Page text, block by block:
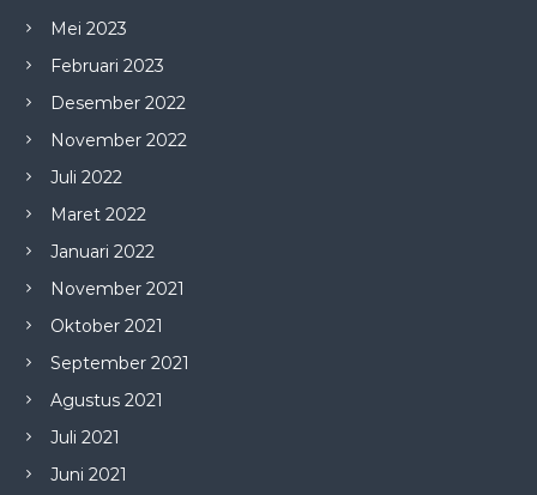
Mei 2023
Februari 2023
Desember 2022
November 2022
Juli 2022
Maret 2022
Januari 2022
November 2021
Oktober 2021
September 2021
Agustus 2021
Juli 2021
Juni 2021